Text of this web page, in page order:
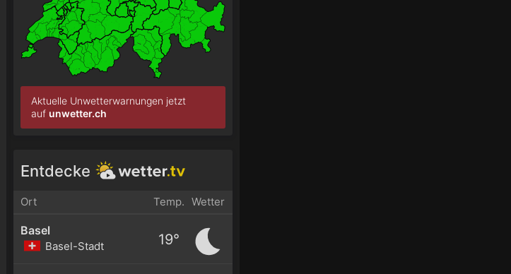
Aktuelle Unwetterwarnungen jetzt
auf unwetter.ch
Entdecke
Ort Temp. Wetter
Basel
Basel-Stadt 19°